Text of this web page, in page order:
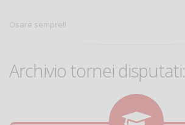
Osare sempre!!
Archivio tornei disputati: